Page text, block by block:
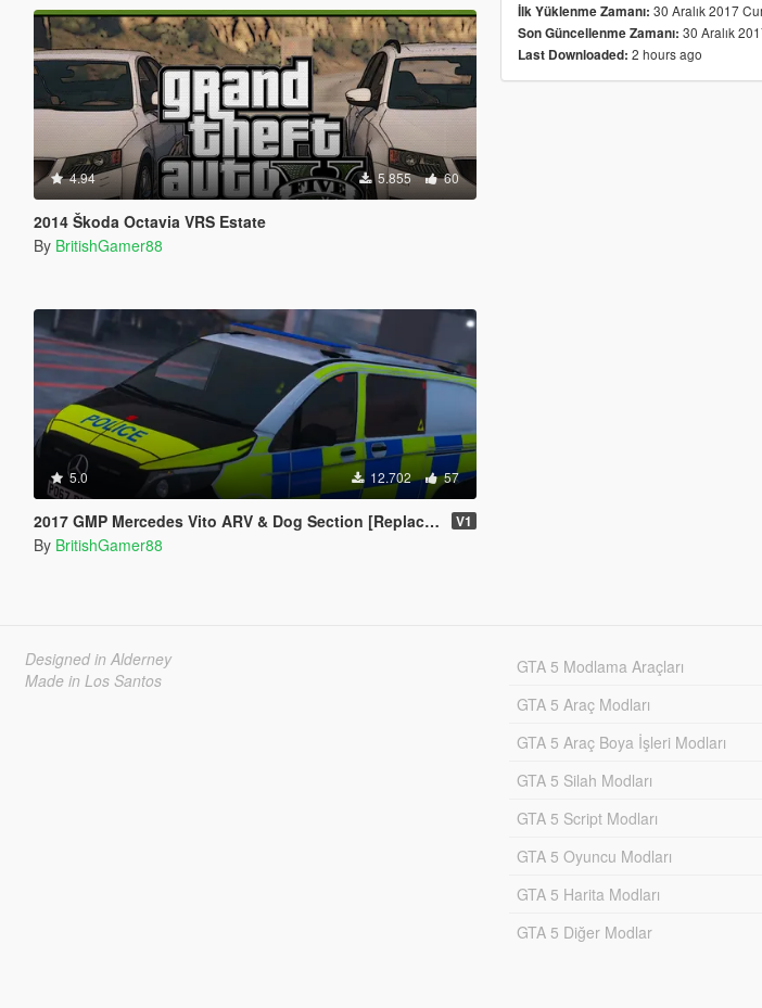
4.94 5.855 60
2014 Škoda Octavia VRS Estate
By BritishGamer88
5.0 12.702 57
2017 GMP Mercedes Vito ARV & Dog Section [Replace | ELS] V1
By BritishGamer88
İlk Yüklenme Zamanı: 30 Aralık 2017
Son Güncellenme Zamanı: 30 Aralık
Last Downloaded: 2 hours ago
Designed in Alderney
Made in Los Santos
GTA 5 Modlama Araçları
GTA 5 Araç Modları
GTA 5 Araç Boya İşleri Modları
GTA 5 Silah Modları
GTA 5 Script Modları
GTA 5 Oyuncu Modları
GTA 5 Harita Modları
GTA 5 Diğer Modlar